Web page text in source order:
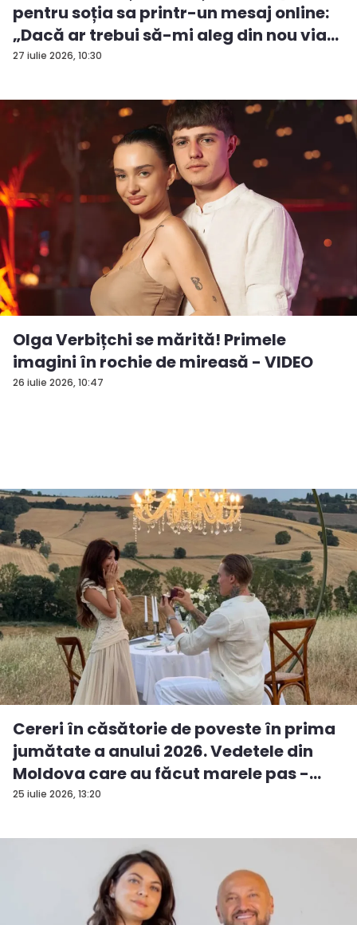
27 iulie 2026, 10:30
pentru soția sa printr-un mesaj online:
„Dacă ar trebui să-mi aleg din nou via...
26 iulie 2026, 10:47
Olga Verbițchi se mărită! Primele
imagini în rochie de mireasă - VIDEO
25 iulie 2026, 13:20
Cereri în căsătorie de poveste în prima
jumătate a anului 2026. Vedetele din
Moldova care au făcut marele pas -
FO...